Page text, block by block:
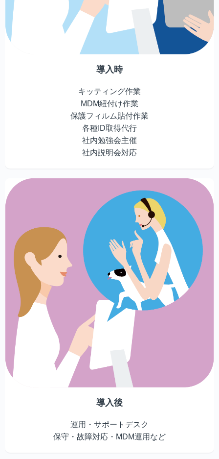
導入時
キッティング作業
MDM紐付け作業
保護フィルム貼付作業
各種ID取得代行
社内勉強会主催
社内説明会対応
導入後
運用・サポートデスク
保守・故障対応・MDM運用など